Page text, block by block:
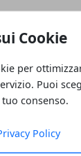
Cookie
per
Puoi
consenso.
Policy
2021
criptovalute